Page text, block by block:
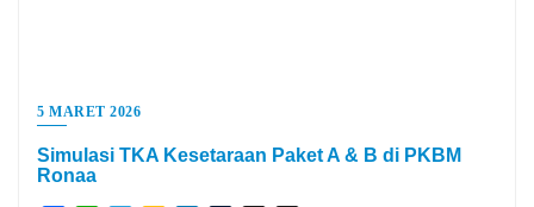
5 MARET 2026
Simulasi TKA Kesetaraan Paket A & B di PKBM
Ronaa